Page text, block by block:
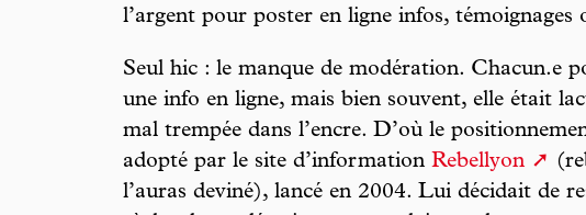
l’argent pour poster en ligne infos,
Seul hic : le manque de modération. Chacun.e
une info en ligne, mais bien souvent, elle était
mal trempée dans l’encre. D’où le
adopté par le site d’information Rebellyon
l’auras deviné), lancé en 2004. Lui décidait de